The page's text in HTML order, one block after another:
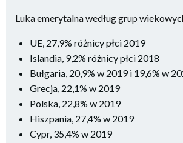
Luka emerytalna według grup
UE, 27,9% różnicy płci 2019
Islandia, 9,2% różnicy płci 2018
Bułgaria, 20,9% w 2019 i 19,6% w
Grecja, 22,1% w 2019
Polska, 22,8% w 2019
Hiszpania, 27,4% w 2019
Cypr, 35,4% w 2019